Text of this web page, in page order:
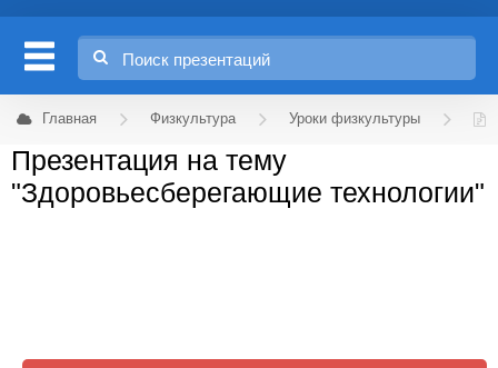
Главная Физкультура Уроки физкультуры
Презентация на тему
"Здоровьесберегающие технологии"